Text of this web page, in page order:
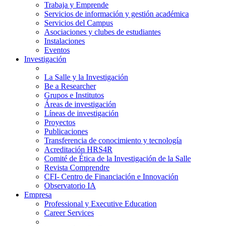
Trabaja y Emprende
Servicios de información y gestión académica
Servicios del Campus
Asociaciones y clubes de estudiantes
Instalaciones
Eventos
Investigación
La Salle y la Investigación
Be a Researcher
Grupos e Institutos
Áreas de investigación
Líneas de investigación
Proyectos
Publicaciones
Transferencia de conocimiento y tecnología
Acreditación HRS4R
Comité de Ética de la Investigación de la Salle
Revista Comprendre
CFI- Centro de Financiación e Innovación
Observatorio IA
Empresa
Professional y Executive Education
Career Services